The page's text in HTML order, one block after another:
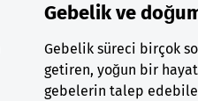
Gebelik ve
Gebelik süreci birçok
getiren, yoğun bir
gebelerin talep